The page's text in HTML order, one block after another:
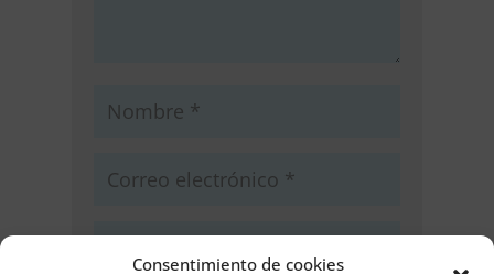
Consentimiento de cookies